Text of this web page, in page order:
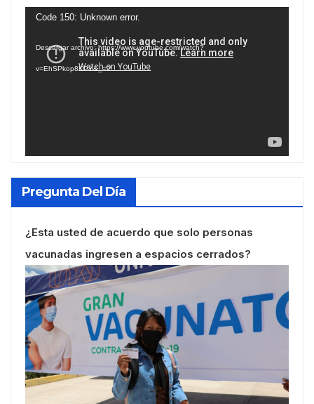
Reproductor
vídeo
Code 150: Unknown error.
Descargar archivo: https://www.youtube.com/watch?
v=EhSPkop8KPY&_=2
Pregunta Del Día
¿Esta usted de acuerdo que solo personas
vacunadas ingresen a espacios cerrados?